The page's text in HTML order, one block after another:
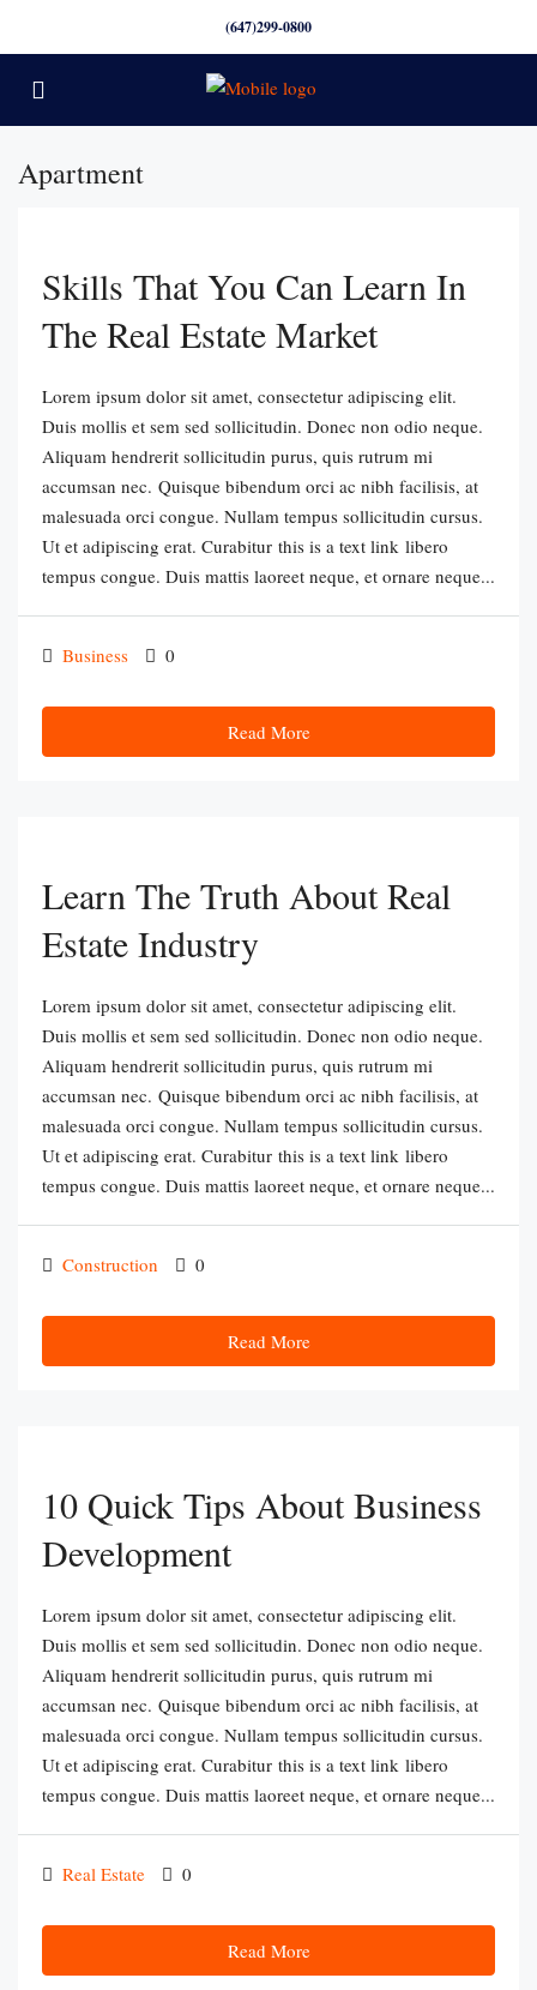
(647)299-0800
Apartment
Skills That You Can Learn In
The Real Estate Market
Lorem ipsum dolor sit amet, consectetur adipiscing elit.
Duis mollis et sem sed sollicitudin. Donec non odio neque.
Aliquam hendrerit sollicitudin purus, quis rutrum mi
accumsan nec. Quisque bibendum orci ac nibh facilisis, at
malesuada orci congue. Nullam tempus sollicitudin cursus.
Ut et adipiscing erat. Curabitur this is a text link libero
tempus congue. Duis mattis laoreet neque, et ornare neque...
Business 0
Read More
Learn The Truth About Real
Estate Industry
Lorem ipsum dolor sit amet, consectetur adipiscing elit.
Duis mollis et sem sed sollicitudin. Donec non odio neque.
Aliquam hendrerit sollicitudin purus, quis rutrum mi
accumsan nec. Quisque bibendum orci ac nibh facilisis, at
malesuada orci congue. Nullam tempus sollicitudin cursus.
Ut et adipiscing erat. Curabitur this is a text link libero
tempus congue. Duis mattis laoreet neque, et ornare neque...
Construction 0
Read More
10 Quick Tips About Business
Development
Lorem ipsum dolor sit amet, consectetur adipiscing elit.
Duis mollis et sem sed sollicitudin. Donec non odio neque.
Aliquam hendrerit sollicitudin purus, quis rutrum mi
accumsan nec. Quisque bibendum orci ac nibh facilisis, at
malesuada orci congue. Nullam tempus sollicitudin cursus.
Ut et adipiscing erat. Curabitur this is a text link libero
tempus congue. Duis mattis laoreet neque, et ornare neque...
Real Estate 0
Read More